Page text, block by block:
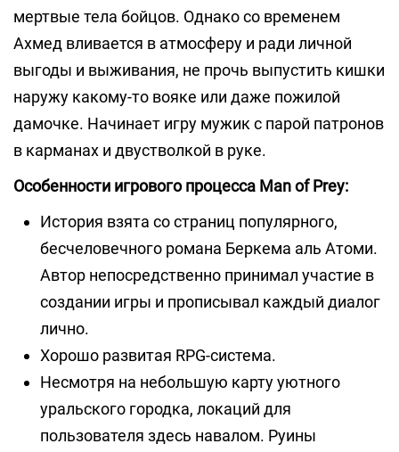
мертвые тела бойцов. Однако со временем
Ахмед вливается в атмосферу и ради личной
выгоды и выживания, не прочь выпустить кишки
наружу какому-то вояке или даже пожилой
дамочке. Начинает игру мужик с парой патронов
в карманах и двустволкой в руке.
Особенности игрового процесса Man of Prey:
История взята со страниц популярного,
бесчеловечного романа Беркема аль Атоми.
Автор непосредственно принимал участие в
создании игры и прописывал каждый диалог
лично.
Хорошо развитая RPG-система.
Несмотря на небольшую карту уютного
уральского городка, локаций для
пользователя здесь навалом. Руины